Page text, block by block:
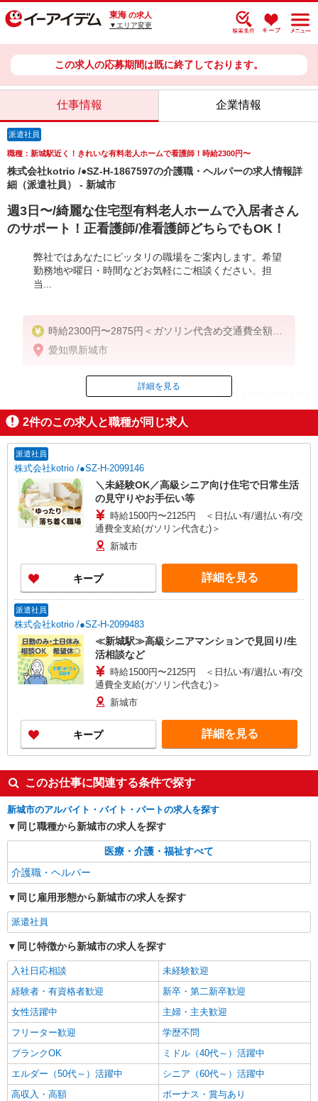
東海 の求人
▼エリア変更
この求人の応募期間は既に終了しております。
仕事情報 企業情報
派遣社員
職種：新城駅近く！きれいな有料老人ホームで看護師！時給2300円〜
株式会社kotrio /●SZ-H-1867597の介護職・ヘルパーの求人情報詳
細（派遣社員） - 新城市
週3日〜/綺麗な住宅型有料老人ホームで入居者さん
のサポート！正看護師/准看護師どちらでもOK！
弊社ではあなたにピッタリの職場をご案内します。希望
勤務地や曜日・時間などお気軽にご相談ください。担
当...
時給2300円〜2875円＜ガソリン代含め交通費全額支
給/日払い・週払いOK＞
愛知県新城市
ID：AE0610054355
掲載期間終了
詳細を見る
2件のこの求人と職種が同じ求人
派遣社員
株式会社kotrio /●SZ-H-2099146
＼未経験OK／高級シニア向け住宅で日常生活
の見守りやお手伝い等
時給1500円〜2125円 ＜日払い有/週払い有/交
通費全支給(ガソリン代含む)＞
新城市
キープ 詳細を見る
派遣社員
株式会社kotrio /●SZ-H-2099483
≪新城駅≫高級シニアマンションで見回り/生
活相談など
時給1500円〜2125円 ＜日払い有/週払い有/交
通費全支給(ガソリン代含む)＞
新城市
キープ 詳細を見る
このお仕事に関連する条件で探す
新城市のアルバイト・バイト・パートの求人を探す
同じ職種から新城市の求人を探す
医療・介護・福祉すべて
介護職・ヘルパー
同じ雇用形態から新城市の求人を探す
派遣社員
同じ特徴から新城市の求人を探す
入社日応相談
未経験歓迎
経験者・有資格者歓迎
新卒・第二新卒歓迎
女性活躍中
主婦・主夫歓迎
フリーター歓迎
学歴不問
ブランクOK
ミドル（40代～）活躍中
エルダー（50代～）活躍中
シニア（60代～）活躍中
高収入・高額
ボーナス・賞与あり